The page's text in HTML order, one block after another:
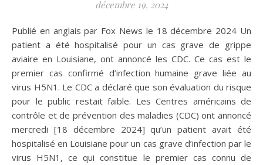
décembre 19, 2024
Publié en anglais par Fox News le 18 décembre 2024 Un
patient a été hospitalisé pour un cas grave de grippe
aviaire en Louisiane, ont annoncé les CDC. Ce cas est le
premier cas confirmé d’infection humaine grave liée au
virus H5N1. Le CDC a déclaré que son évaluation du risque
pour le public restait faible. Les Centres américains de
contrôle et de prévention des maladies (CDC) ont annoncé
mercredi [18 décembre 2024] qu’un patient avait été
hospitalisé en Louisiane pour un cas grave d’infection par le
virus H5N1, ce qui constitue le premier cas connu de